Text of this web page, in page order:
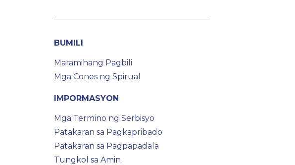
BUMILI
Maramihang Pagbili
Mga Cones ng Spirual
IMPORMASYON
Mga Termino ng Serbisyo
Patakaran sa Pagkapribado
Patakaran sa Pagpapadala
Tungkol sa Amin